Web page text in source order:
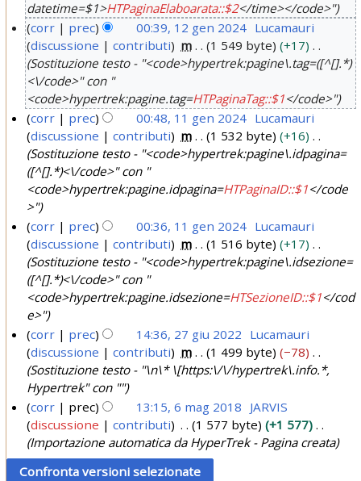
n
datetime=$1>HTPaginaElaboarata::$2</time></code>"
corr prec 00:39, 12 gen 2024 Lucamauri
discussione
contributi m 1 549 byte
+17
Sostituzione testo - "<code>hypertrek:pagine\.tag=([^[].*)
<\/code>" con "
<code>hypertrek:pagine.tag=HTPaginaTag::$1</code>"
n
corr prec 00:48, 11 gen 2024 Lucamauri
discussione
contributi m 1 532 byte
+16
Sostituzione testo - "<code>hypertrek:pagine\.idpagina=
([^[].*)<\/code>" con "
<code>hypertrek:pagine.idpagina=HTPaginaID::$1</code
>"
corr
prec 00:36, 11 gen 2024 Lucamauri
discussione
contributi m 1 516 byte
+17
Sostituzione testo - "<code>hypertrek:pagine\.idsezione=
([^[].*)<\/code>" con "
<code>hypertrek:pagine.idsezione=HTSezioneID::$1</cod
e>"
2
corr prec 14:36, 27 giu 2022 Lucamauri
discussione
contributi m 1 499 byte
−78
Sostituzione testo - "\n\* \[https:\/\/hypertrek\.info.*,
Hypertrek" con ""
corr prec 13:15, 6 mag 2018 JARVIS
discussione
contributi 1 577 byte
+1 577
Importazione automatica da HyperTrek - Pagina creata